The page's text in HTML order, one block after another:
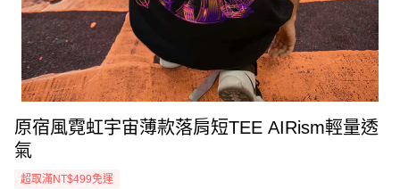
原宿風霓虹宇宙薄款落肩短TEE AIRism輕量透
氣
超取滿NT$499免運